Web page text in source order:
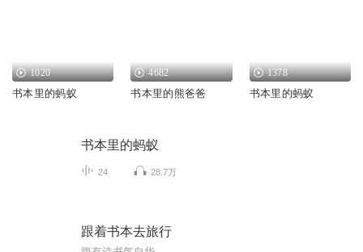
1020
书本里的蚂蚁
4682
书本里的熊爸爸
1378
书本里的蚂蚁
书本里的蚂蚁
24 28.7万
跟着书本去旅行